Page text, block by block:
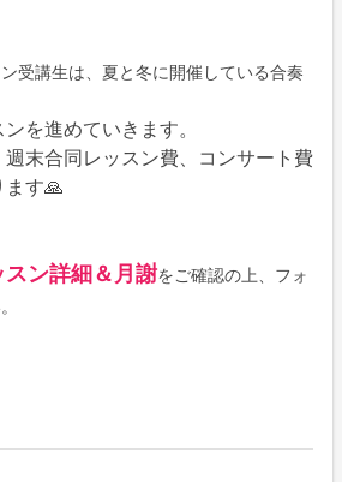
受講生は、夏と冬に開催している合奏
を進めていきます。
末合同レッスン費、コンサート費
す🙏
ン詳細＆月謝をご確認の上、フォ